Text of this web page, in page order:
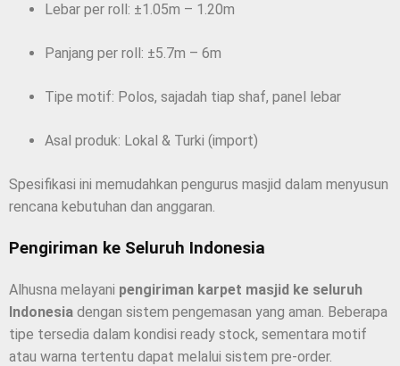
Lebar per roll: ±1.05m – 1.20m
Panjang per roll: ±5.7m – 6m
Tipe motif: Polos, sajadah tiap shaf, panel lebar
Asal produk: Lokal & Turki (import)
Spesifikasi ini memudahkan pengurus masjid dalam menyusun
rencana kebutuhan dan anggaran.
Pengiriman ke Seluruh Indonesia
Alhusna melayani pengiriman karpet masjid ke seluruh
Indonesia dengan sistem pengemasan yang aman. Beberapa
tipe tersedia dalam kondisi ready stock, sementara motif
atau warna tertentu dapat melalui sistem pre-order.